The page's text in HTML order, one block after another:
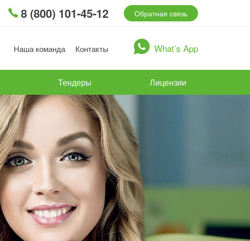
8 (800) 101-45-12 Обратная связь
Наша команда Контакты What’s App
Тендеры Лицензии